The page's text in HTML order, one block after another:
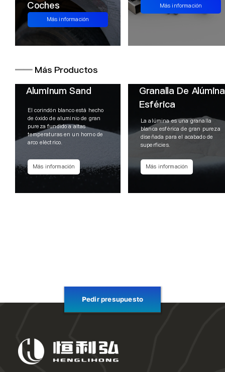
Coches
Más información
Más información
━━Más Productos
Aluminum Sand
El corindón blanco está hecho
de óxido de aluminio de gran
pureza fundido a altas
temperaturas en un horno de
arco eléctrico.
Más información
Granalla De Alúmina
Esférica
La alúmina es una granalla
blanca esférica de gran pureza
diseñada para el acabado de
superficies.
Más información
Pedir presupuesto